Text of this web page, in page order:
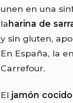
unen en una
la harina de
y sin gluten,
En España, la
Carrefour.
El jamón cocido